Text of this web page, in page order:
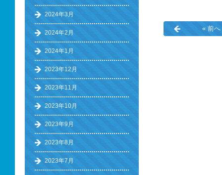
« 前へ
2024年3月
2024年2月
2024年1月
2023年12月
2023年11月
2023年10月
2023年9月
2023年8月
2023年7月